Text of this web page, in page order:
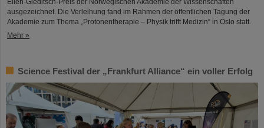
Ellen-Gleditsch-Preis der Norwegischen Akademie der Wissenschaften
ausgezeichnet. Die Verleihung fand im Rahmen der öffentlichen Tagung der
Akademie zum Thema „Protonentherapie – Physik trifft Medizin“ in Oslo statt.
Mehr »
Science Festival der „Frankfurt Alliance“ ein voller Erfolg